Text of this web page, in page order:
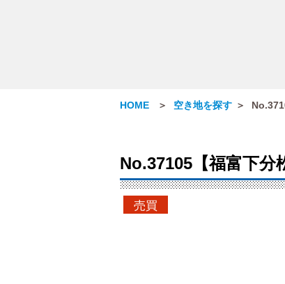
HOME 空き地を探す
No.37105【福富下分
売買